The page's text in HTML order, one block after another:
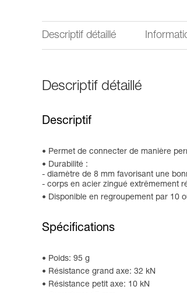
Descriptif détaillé
Descriptif détaillé
Descriptif
Permet de connecter de manière
Durabilité :
- diamètre de 8 mm favorisant une
- corps en acier zingué extrêmement
Disponible en regroupement par 10
Spécifications
Poids: 95 g
Résistance grand axe: 32 kN
Résistance petit axe: 10 kN